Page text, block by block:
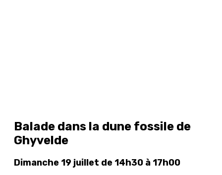
Balade dans la dune fossile de
Ghyvelde
Dimanche 19 juillet de 14h30 à 17h00